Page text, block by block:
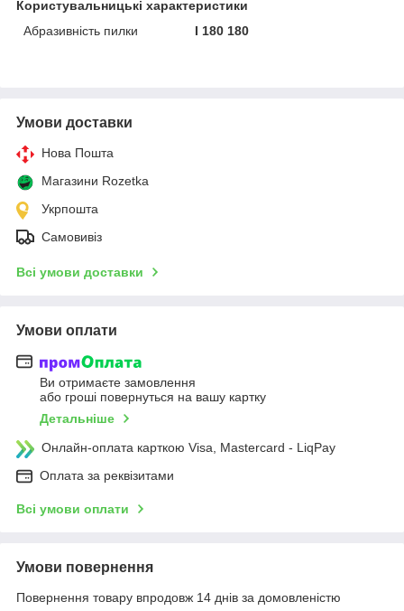
Користувальницькі характеристики
Абразивність пилки
І 180 180
Умови доставки
Нова Пошта
Магазини Rozetka
Укрпошта
Самовивіз
Всі умови доставки
Умови оплати
Ви отримаєте замовлення
або гроші повернуться на вашу картку
Детальніше
Онлайн-оплата карткою Visa, Mastercard - LiqPay
Оплата за реквізитами
Всі умови оплати
Умови повернення
Повернення товару впродовж 14 днів за домовленістю